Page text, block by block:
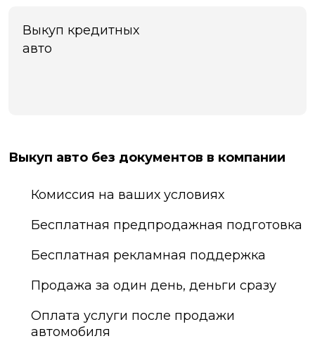
Выкуп кредитных
авто
Выкуп авто без документов в компании
Комиссия на ваших условиях
Бесплатная предпродажная подготовка
Бесплатная рекламная поддержка
Продажа за один день, деньги сразу
Оплата услуги после продажи
автомобиля